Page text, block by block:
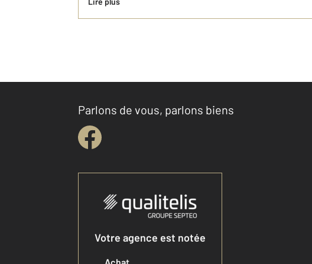
Parlons de vous, parlons biens
Votre agence est notée